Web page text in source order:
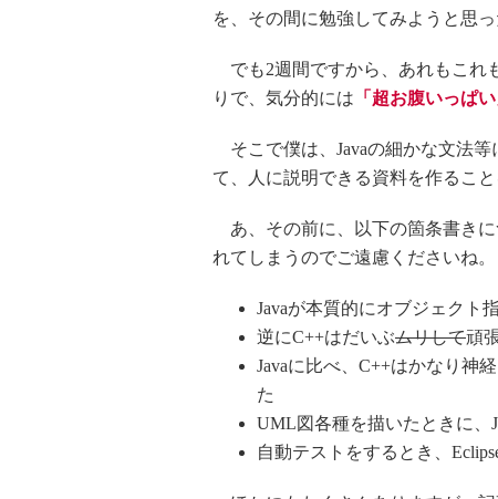
を、その間に勉強してみようと思っ
でも2週間ですから、あれもこれ
りで、気分的には 「超お腹いっぱい
そこで僕は、Javaの細かな文法
て、人に説明できる資料を作るこ
あ、その前に、以下の箇条書き
れてしまうのでご遠慮くださいね。
Javaが本質的にオブジェクト
逆にC++はだいぶムリして頑
Javaに比べ、C++はかなり神
た
UML図各種を描いたときに、
自動テストをするとき、